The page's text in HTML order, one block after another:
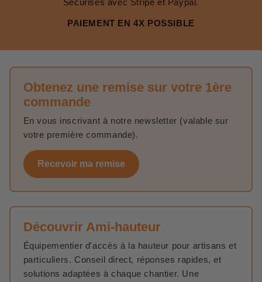
PAIEMENT EN 4X POSSIBLE
Obtenez une remise sur votre 1ère
commande
En vous inscrivant à notre newsletter (valable sur
votre première commande).
Recevoir ma remise
Découvrir Ami-hauteur
Équipementier d'accès à la hauteur pour artisans et
particuliers. Conseil direct, réponses rapides, et
solutions adaptées à chaque chantier. Une